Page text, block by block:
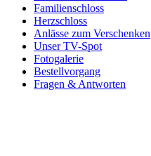
Familienschloss
Herzschloss
Anlässe zum Verschenken
Unser TV-Spot
Fotogalerie
Bestellvorgang
Fragen & Antworten